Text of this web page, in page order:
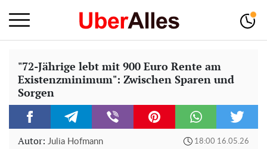
"72-Jährige lebt mit 900 Euro Rente am
Existenzminimum": Zwischen Sparen und
Sorgen
Autor: Julia Hofmann 18:00 16.05.26